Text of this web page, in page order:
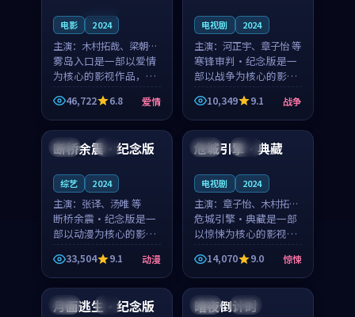
电影 2024
主演： 木村拓哉、梁朝伟
等
雾岛入口是一部以爱情
为核心的影视作品，围
绕危机、反转与人物成
长展开，整体节奏紧
凑，值得推荐观看。
46,722 6.8 爱情
电视剧 2024
主演： 河正宇、章子怡 等
寒锋审判·纪念版是一
部以战争为核心的影视
作品，围绕危机、反转
与人物成长展开，整体
节奏紧凑，值得推荐观
看。
10,349 9.1 战争
日本 4K
断桥余震·纪念版
综艺 2024
主演： 张译、汤唯 等
断桥余震·纪念版是一
部以动漫为核心的影视
作品，围绕危机、反转
与人物成长展开，整体
节奏紧凑，值得推荐观
看。
33,504 9.1 动漫
日本 高分
危城引擎·典藏
电视剧 2024
主演： 章子怡、木村拓哉
等
危城引擎·典藏是一部
以惊悚为核心的影视作
品，围绕危机、反转与
人物成长展开，整体节
奏紧凑，值得推荐观
看。
14,070 9.0 惊悚
英国 4K
月面逃生·纪念版 中国 高分
暗夜倒计时